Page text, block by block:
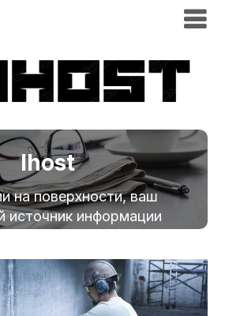
Ihost
на поверхности, ваш
источник информации